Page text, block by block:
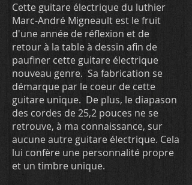
Cette guitare électrique du luthier
Marc-André Migneault est le fruit
d'une année de réflexion et de
retour à la table à dessin afin de
paufiner cette guitare électrique
nouveau genre. Sa fabrication se
démarque par le coeur de cette
guitare unique. De plus, le diapason
des cordes de 25,2 pouces ne se
retrouve, à ma connaissance, sur
aucune autre guitare électrique. Cela
lui confère une personnalité propre
et un timbre unique.